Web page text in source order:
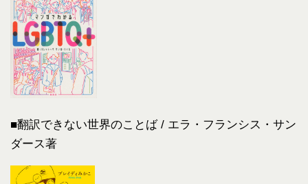
■翻訳できない世界のことば / エラ・フランシス・サン
ダース著